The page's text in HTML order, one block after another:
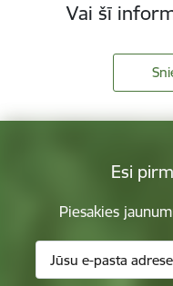
Vai šī
Esi
Piesakies